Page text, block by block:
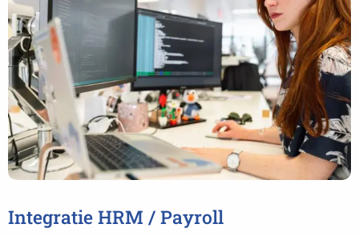
Integratie HRM / Payroll